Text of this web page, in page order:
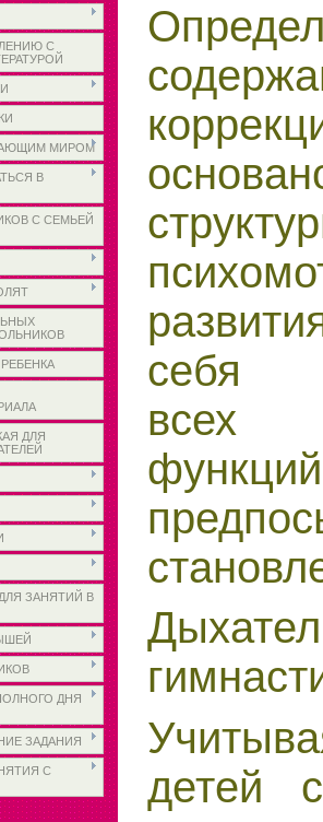
С
МИРОМ
В
С СЕМЬЕЙ
ДЛЯ
ЗАНЯТИЙ В
ДНЯ
ЗАДАНИЯ
С
себя
всех